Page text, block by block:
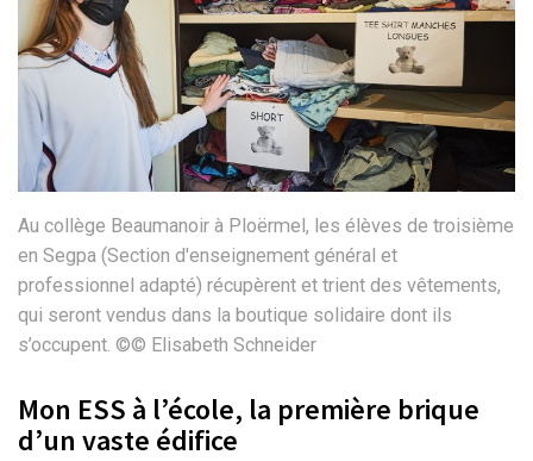
Au collège Beaumanoir à Ploërmel, les élèves de troisième
en Segpa (Section d'enseignement général et
professionnel adapté) récupèrent et trient des vêtements,
qui seront vendus dans la boutique solidaire dont ils
s’occupent. ©© Elisabeth Schneider
Mon ESS à l’école, la première brique
d’un vaste édifice